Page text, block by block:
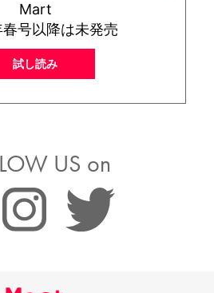
Mart
号以降は未発売
試し読み
US on